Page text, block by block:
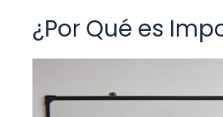
¿Por Qué es